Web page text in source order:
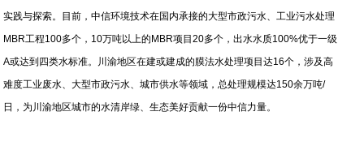
实践与探索。目前，中信环境技术在国内承接的大型市政污水、工业污水处理
MBR工程100多个，10万吨以上的MBR项目20多个，出水水质100%优于一级
A或达到四类水标准。川渝地区在建或建成的膜法水处理项目达16个，涉及高
难度工业废水、大型市政污水、城市供水等领域，总处理规模达150余万吨/
日，为川渝地区城市的水清岸绿、生态美好贡献一份中信力量。